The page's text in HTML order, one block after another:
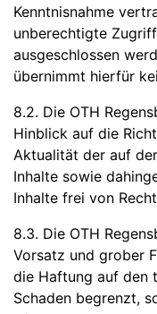
Kenntnisnahme
unberechtigte
ausgeschlossen
übernimmt hierfür
8.2. Die OTH
Hinblick auf die
Aktualität der auf
Inhalte sowie
Inhalte frei von
8.3. Die OTH
Vorsatz und grober
die Haftung auf den
Schaden begrenzt,